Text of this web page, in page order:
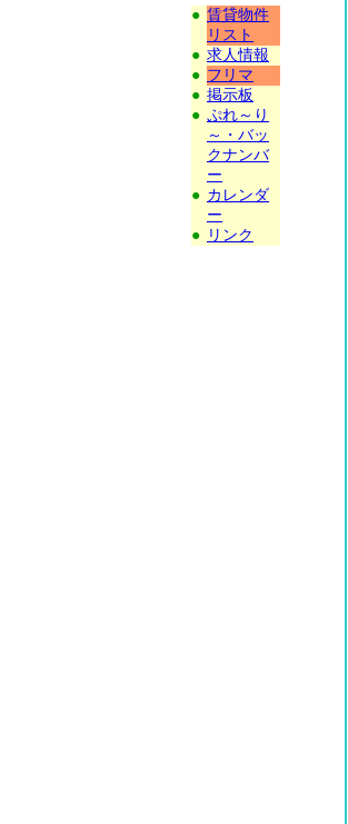
● 賃貸物件
リスト
● 求人情報
● フリマ
● 掲示板
● ぷれ～り
～・バッ
クナンバ
ー
● カレンダ
ー
● リンク